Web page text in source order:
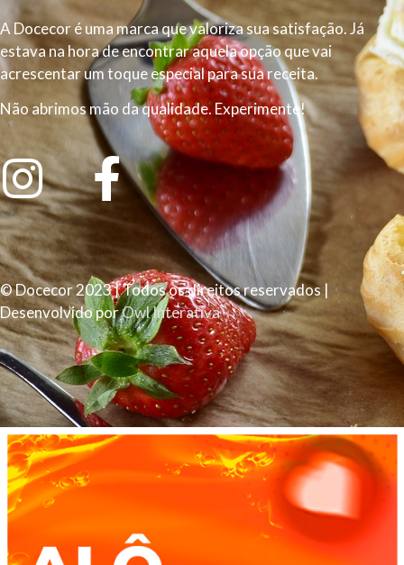
A Docecor é uma marca que valoriza sua satisfação. Já
estava na hora de encontrar aquela opção que vai
acrescentar um toque especial para sua receita.
Não abrimos mão da qualidade. Experimente!
© Docecor 2023 | Todos os direitos reservados |
Desenvolvido porOwl Interativa